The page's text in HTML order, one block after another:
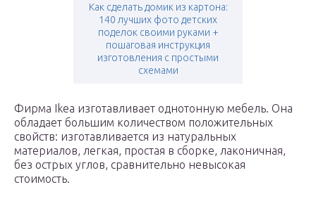
Как сделать домик из картона:
140 лучших фото детских
поделок своими руками +
пошаговая инструкция
изготовления с простыми
схемами
Фирма Ikea изготавливает однотонную мебель. Она
обладает большим количеством положительных
свойств: изготавливается из натуральных
материалов, легкая, простая в сборке, лаконичная,
без острых углов, сравнительно невысокая
стоимость.